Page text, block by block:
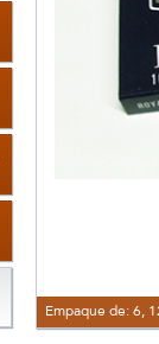
Empaque de: 6,